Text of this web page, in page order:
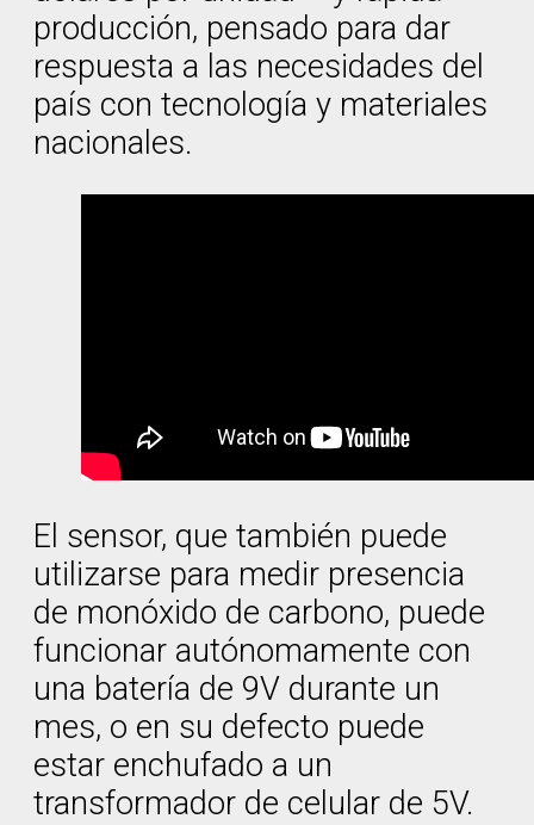
producción, pensado para dar
respuesta a las necesidades del
país con tecnología y materiales
nacionales.
El sensor, que también puede
utilizarse para medir presencia
de monóxido de carbono, puede
funcionar autónomamente con
una batería de 9V durante un
mes, o en su defecto puede
estar enchufado a un
transformador de celular de 5V.